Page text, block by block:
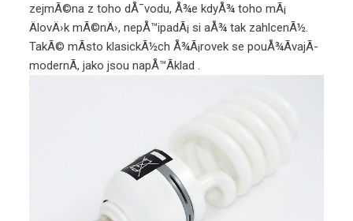
zejmÃ©na z toho dÅ¯vodu, Å¾e kdyÅ¾ toho mÃ¡
ÄlovÄ›k mÃ©nÄ›, nepÅ™ipadÃ¡ si aÅ¾ tak zahlcenÃ½.
TakÃ© mÃ­sto klasickÃ½ch Å¾Ã¡rovek se pouÅ¾Ã­vajÃ­
modernÃ­, jako jsou napÅ™Ã­klad.